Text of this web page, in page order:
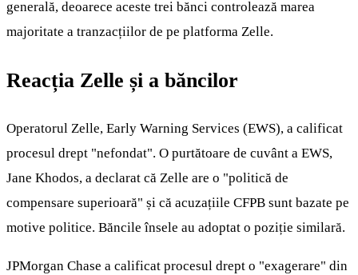
generală, deoarece aceste trei bănci controlează marea
majoritate a tranzacțiilor de pe platforma Zelle.
Reacția Zelle și a băncilor
Operatorul Zelle, Early Warning Services (EWS), a calificat
procesul drept "nefondat". O purtătoare de cuvânt a EWS,
Jane Khodos, a declarat că Zelle are o "politică de
compensare superioară" și că acuzațiile CFPB sunt bazate pe
motive politice. Băncile însele au adoptat o poziție similară.
JPMorgan Chase a calificat procesul drept o "exagerare" din